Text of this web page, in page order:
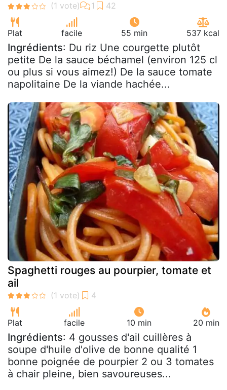
Plat facile 55 min 537 kcal
Ingrédients: Du riz Une courgette plutôt
petite De la sauce béchamel (environ 125 cl
ou plus si vous aimez!) De la sauce tomate
napolitaine De la viande hachée...
Spaghetti rouges au pourpier, tomate et
ail
Plat facile 10 min 20 min
Ingrédients: 4 gousses d'ail cuillères à
soupe d'huile d'olive de bonne qualité 1
bonne poignée de pourpier 2 ou 3 tomates
à chair pleine, bien savoureuses...